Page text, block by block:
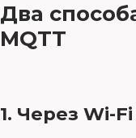
Два
MQTT
1. Через Wi-